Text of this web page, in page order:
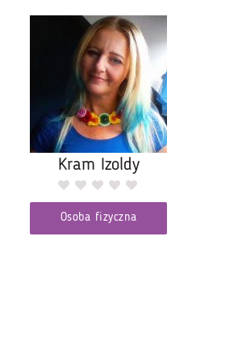
Kram Izoldy
Osoba fizyczna